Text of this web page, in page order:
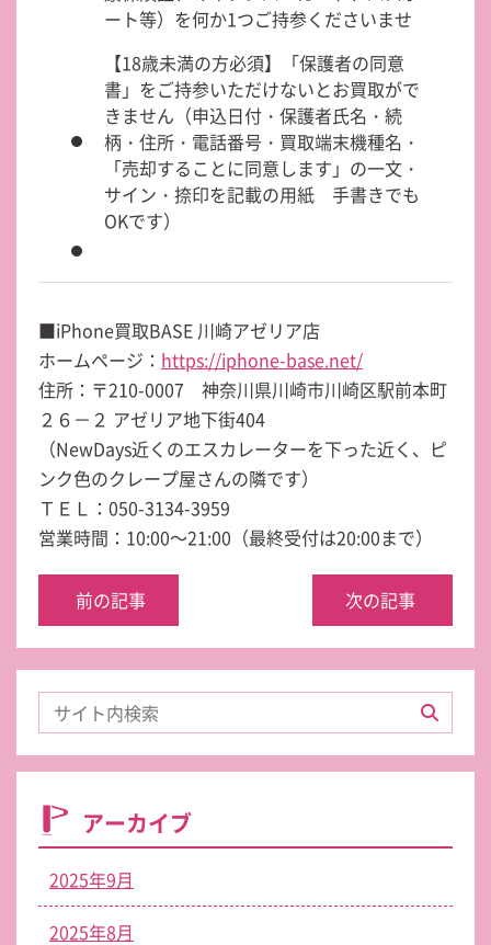
ート等）を何か1つご持参くださいませ
【18歳未満の方必須】「保護者の同意
書」をご持参いただけないとお買取がで
きません（申込日付・保護者氏名・続
柄・住所・電話番号・買取端末機種名・
「売却することに同意します」の一文・
サイン・捺印を記載の用紙 手書きでも
OKです）
■iPhone買取BASE 川崎アゼリア店
ホームページ： https://iphone-base.net/
住所：〒210-0007 神奈川県川崎市川崎区駅前本町
２６－２ アゼリア地下街404
（NewDays近くのエスカレーターを下った近く、ピ
ンク色のクレープ屋さんの隣です）
ＴＥＬ：050-3134-3959
営業時間：10:00～21:00（最終受付は20:00まで）
前の記事 次の記事
アーカイブ
2025年9月
2025年8月